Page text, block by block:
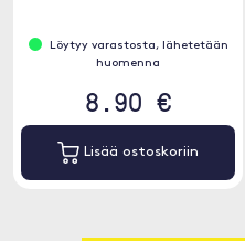
Löytyy varastosta, lähetetään
huomenna
8.90 €
Lisää ostoskoriin